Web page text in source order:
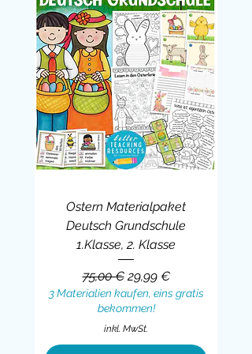
Ostern Materialpaket
Deutsch Grundschule
1.Klasse, 2. Klasse
Standardpreis
75,00 € Sale-Preis
29,99 €
3 Materialien kaufen, eins gratis
bekommen!
inkl. MwSt.